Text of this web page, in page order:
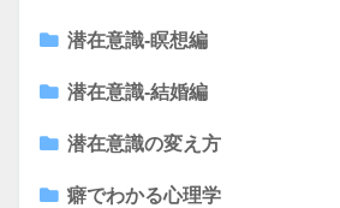
潜在意識-瞑想編
潜在意識-結婚編
潜在意識の変え方
癖でわかる心理学